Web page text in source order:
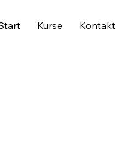
Kurse Kontakt